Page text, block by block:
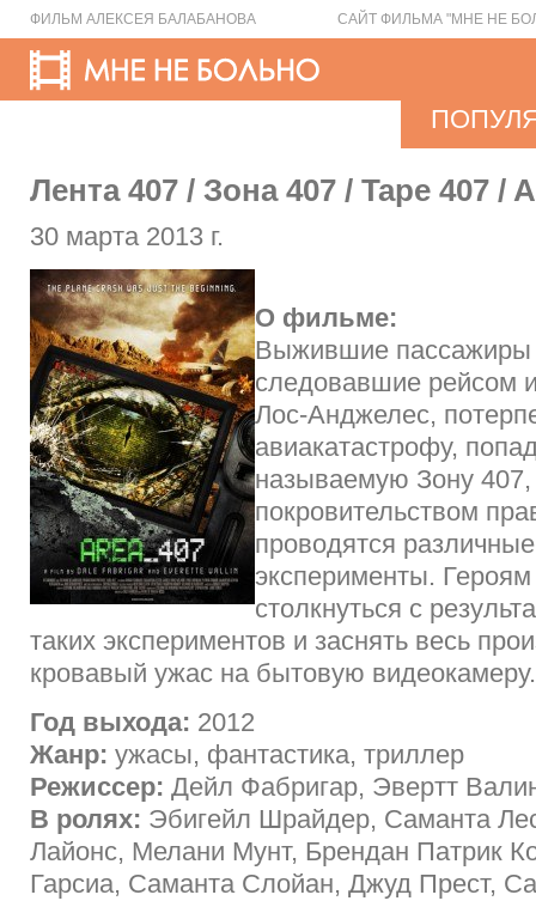
ФИЛЬМ АЛЕКСЕЯ БАЛАБАНОВА САЙТ ФИЛЬМА "МНЕ НЕ
Лента 407 / Зона 407 / Tape 407 /
30 марта 2013 г.
О фильме:
Выжившие пассажиры
следовавшие рейсом
Лос-Анджелес,
авиакатастрофу,
называемую Зону 407,
покровительством
проводятся
эксперименты. Героям
столкнуться с
таких экспериментов и заснять весь
кровавый ужас на бытовую видеокамеру.
Год выхода: 2012
Жанр: ужасы, фантастика, триллер
Режиссер: Дейл Фабригар, Эвертт
В ролях: Эбигейл Шрайдер, Саманта
Лайонс, Мелани Мунт, Брендан Патрик
Гарсиа, Саманта Слойан, Джуд Прест,